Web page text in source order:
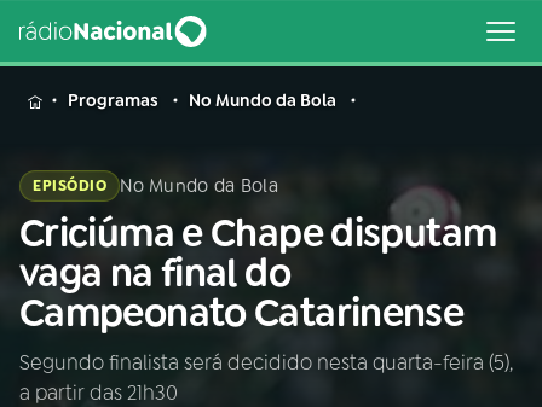
MENU
Buscar
na
Rádio
Nacional
Buscar
AO VIVO
Programas No Mundo da Bola
EPISÓDIO No Mundo da Bola
Criciúma e Chape disputam
vaga na final do
Campeonato Catarinense
Segundo finalista será decidido nesta quarta-feira (5),
a partir das 21h30